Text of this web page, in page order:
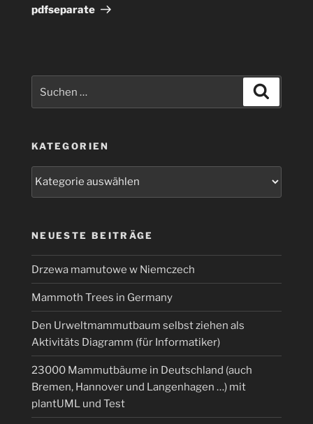
pdfseparate
nach:
KATEGORIEN
NEUESTE BEITRÄGE
Drzewa mamutowe w Niemczech
Mammoth Trees in Germany
Den Urweltmammutbaum selbst ziehen als
Aktivitäts Diagramm (für Informatiker)
23000 Mammutbäume in Deutschland (auch
Bremen, Hannover und Langenhagen …) mit
plantUML und Test